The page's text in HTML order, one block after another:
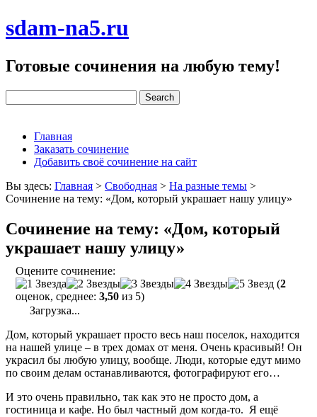
sdam-na5.ru
Готовые сочинения на любую тему!
Главная
Заказать сочинение
Добавить своё сочинение на сайт
Вы здесь: Главная > Свободная > На разные темы >
Сочинение на тему: «Дом, который украшает нашу улицу»
Сочинение на тему: «Дом, который
украшает нашу улицу»
Оцените сочинение:
(2
оценок, среднее: 3,50 из 5)
Загрузка...
Дом, который украшает просто весь наш поселок, находится
на нашей улице – в трех домах от меня. Очень красивый! Он
украсил бы любую улицу, вообще. Люди, которые едут мимо
по своим делам останавливаются, фотографируют его…
И это очень правильно, так как это не просто дом, а
гостиница и кафе. Но был частный дом когда-то. Я ещё